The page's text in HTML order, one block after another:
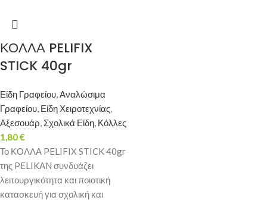
ΚΟΛΛΑ PELIFIX
STICK 40gr
Είδη Γραφείου,Αναλώσιμα
Γραφείου, Είδη Χειροτεχνίας,
Αξεσουάρ, Σχολικά Είδη, Κόλλες
1,80€
Το ΚΟΛΛΑ PELIFIX STICK 40gr
της PELIKAN συνδυάζει
λειτουργικότητα και ποιοτική
κατασκευή για σχολική και